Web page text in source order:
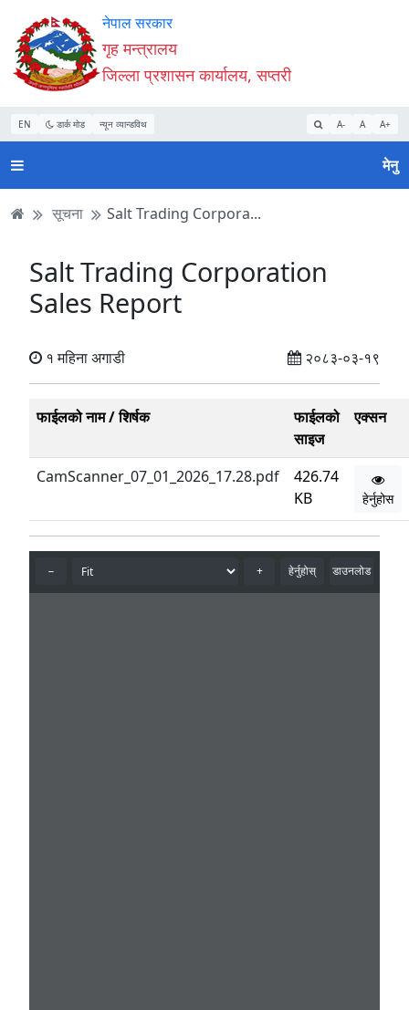
Accessibility
Mode
सुरु
गर्नुहोस्
सामाग्री
पढ्नुहाेस्
नेभिगेसन
पढ्नुहाेस्
वेबसाइट
खोजमा
जानुहोस्
नेपाल सरकार
गृह मन्त्रालय
जिल्ला प्रशासन कार्यालय, सप्तरी
EN डार्क मोड न्यून व्यान्डविथ A- A A+
मेनु
सूचना Salt Trading Corpora...
Salt Trading Corporation
Sales Report
१ महिना अगाडी २०८३-०३-१९
फाईलको नाम / शिर्षक
फाईलको
साइज
एक्सन
CamScanner_07_01_2026_17.28.pdf
426.74
KB
हेर्नुहोस